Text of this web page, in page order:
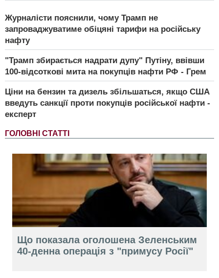
Журналісти пояснили, чому Трамп не
запроваджуватиме обіцяні тарифи на російську
нафту
"Трамп збирається надрати дупу" Путіну, ввівши
100-відсоткові мита на покупців нафти РФ - Грем
Ціни на бензин та дизель збільшаться, якщо США
введуть санкції проти покупців російської нафти -
експерт
ГОЛОВНІ СТАТТІ
Що показала оголошена Зеленським
40-денна операція з "примусу Росії"